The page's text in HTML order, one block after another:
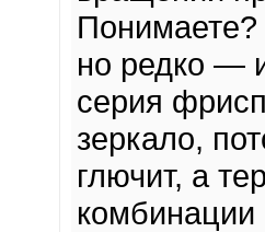
но редко —
серия
зеркало,
глючит, а
комбинации